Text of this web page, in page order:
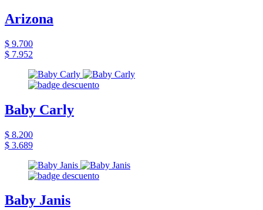
Arizona
$ 9.700
$ 7.952
Baby Carly
$ 8.200
$ 3.689
Baby Janis